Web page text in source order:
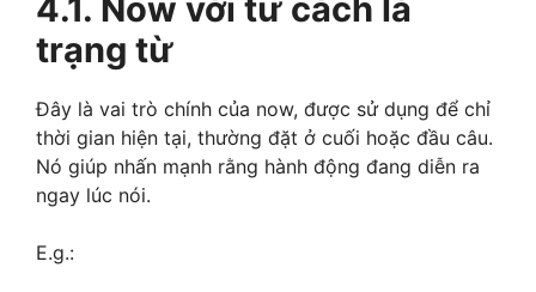
4.1. Now với tư cách là
trạng từ
Đây là vai trò chính của now, được sử dụng để chỉ
thời gian hiện tại, thường đặt ở cuối hoặc đầu câu.
Nó giúp nhấn mạnh rằng hành động đang diễn ra
ngay lúc nói.
E.g.: